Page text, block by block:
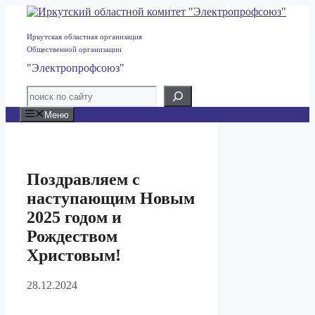
Перейти
содержимому
Иркутская областная организация
Общественной организации
"Электропрофсоюз"
Меню
Поздравляем с
наступающим Новым
2025 годом и
Рождеством
Христовым!
28.12.2024